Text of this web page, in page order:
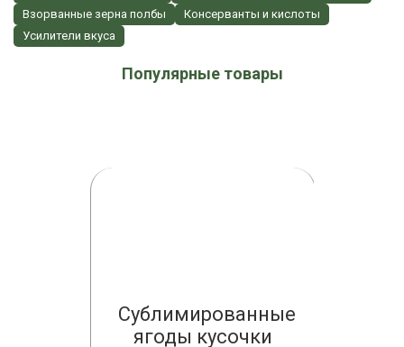
Взорванные зерна полбы
Консерванты и кислоты
Усилители вкуса
Популярные товары
Сублимированные
ягоды кусочки